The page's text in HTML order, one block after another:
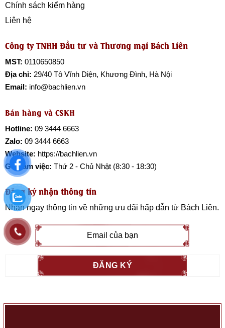
Chính sách kiểm hàng
Liên hệ
Công ty TNHH Đầu tư và Thương mại Bách Liên
MST: 0110650850
Địa chỉ: 29/40 Tô Vĩnh Diện, Khương Đình, Hà Nội
Email: info@bachlien.vn
Bán hàng và CSKH
Hotline: 09 3444 6663
Zalo: 09 3444 6663
Website: https://bachlien.vn
Giờ làm việc: Thứ 2 - Chủ Nhật (8:30 - 18:30)
Đăng ký nhận thông tin
Nhận ngay thông tin về những ưu đãi hấp dẫn từ Bách Liên.